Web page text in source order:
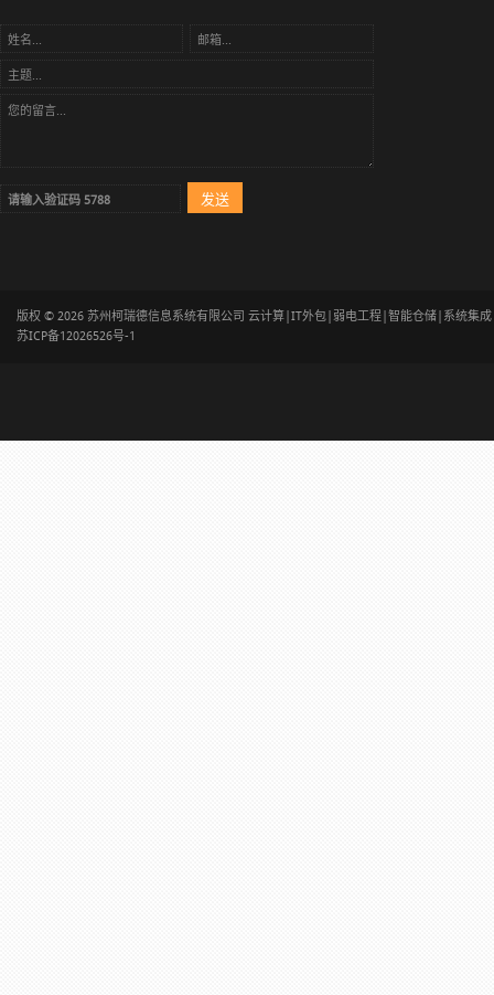
版权 © 2026 苏州柯瑞德信息系统有限公司 云计算|IT外包|弱电工程|智能仓储|系统集
苏ICP备12026526号-1